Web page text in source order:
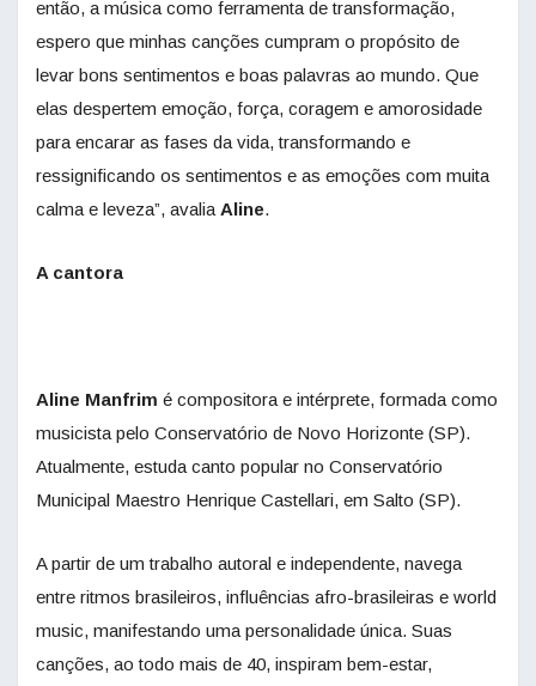
então, a música como ferramenta de transformação,
espero que minhas canções cumpram o propósito de
levar bons sentimentos e boas palavras ao mundo. Que
elas despertem emoção, força, coragem e amorosidade
para encarar as fases da vida, transformando e
ressignificando os sentimentos e as emoções com muita
calma e leveza”, avalia Aline.
A cantora
Aline Manfrim é compositora e intérprete, formada como
musicista pelo Conservatório de Novo Horizonte (SP).
Atualmente, estuda canto popular no Conservatório
Municipal Maestro Henrique Castellari, em Salto (SP).
A partir de um trabalho autoral e independente, navega
entre ritmos brasileiros, influências afro-brasileiras e world
music, manifestando uma personalidade única. Suas
canções, ao todo mais de 40, inspiram bem-estar,